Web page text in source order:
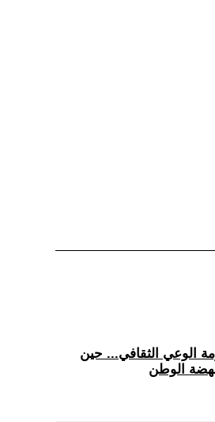
الوعي الثقافي... حين
الوطن